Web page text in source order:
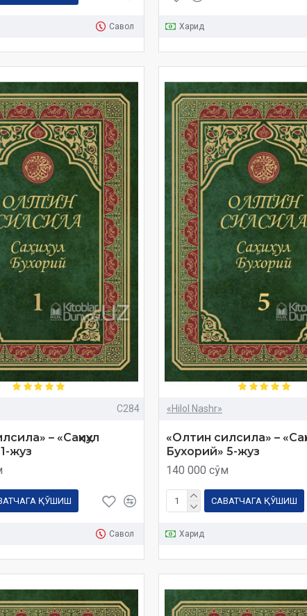
Савол Харид
C284
– «Саҳиҳул
жуз
ҚЎШИШ
Савол
«Hilol Nashr»
«Олтин силсила» –
Бухорий» 5-жуз
140 000 сўм
САВАТЧАГА ҚЎШИШ
Харид